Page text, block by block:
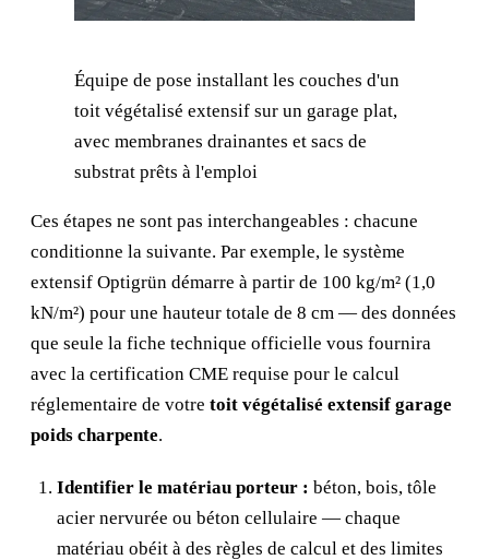
Équipe de pose installant les couches d'un
toit végétalisé extensif sur un garage plat,
avec membranes drainantes et sacs de
substrat prêts à l'emploi
Ces étapes ne sont pas interchangeables : chacune
conditionne la suivante. Par exemple, le système
extensif Optigrün démarre à partir de 100 kg/m² (1,0
kN/m²) pour une hauteur totale de 8 cm — des données
que seule la fiche technique officielle vous fournira
avec la certification CME requise pour le calcul
réglementaire de votre toit végétalisé extensif garage
poids charpente.
Identifier le matériau porteur : béton, bois, tôle
acier nervurée ou béton cellulaire — chaque
matériau obéit à des règles de calcul et des limites